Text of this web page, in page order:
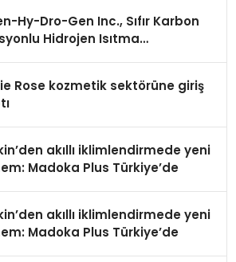
Hy-Dro-Gen Inc., Sıfır Karbon
Hidrojen Isıtma
Rose kozmetik sektörüne giriş
akıllı iklimlendirmede yeni
Madoka Plus Türkiye’de
akıllı iklimlendirmede yeni
Madoka Plus Türkiye’de